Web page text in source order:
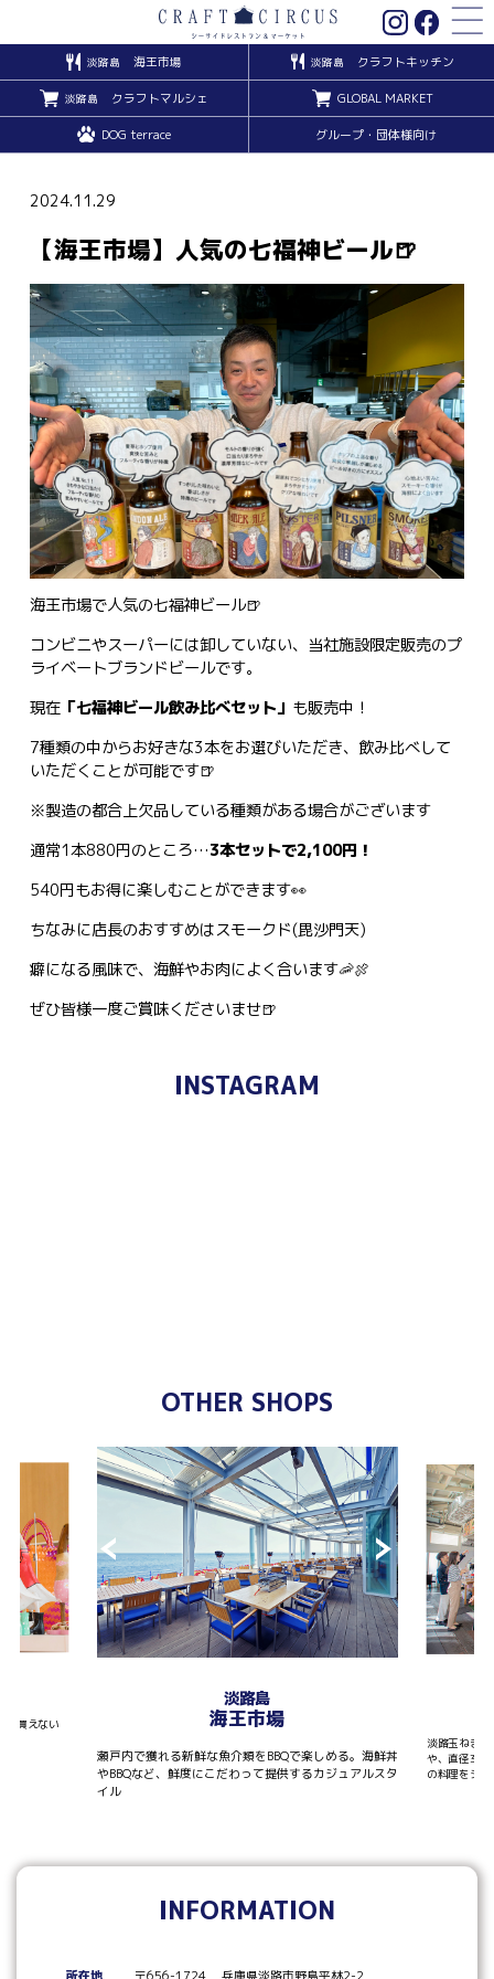
淡路島 海王市場 淡路島 クラフトキッチン
淡路島 クラフトマルシェ GLOBAL MARKET
DOG terrace グループ・団体様向け
2024.11.29
【海王市場】人気の七福神ビール🍺
海王市場で人気の七福神ビール🍺
コンビニやスーパーには卸していない、当社施設限定販売のプ
ライベートブランドビールです。
現在「七福神ビール飲み比べセット」 も販売中！
7種類の中からお好きな3本をお選びいただき、飲み比べして
いただくことが可能です🍺
※製造の都合上欠品している種類がある場合がございます
通常1本880円のところ…3本セットで2,100円！
540円もお得に楽しむことができます👀
ちなみに店長のおすすめはスモークド(毘沙門天)
癖になる風味で、海鮮やお肉によく合います🦐🍖
ぜひ皆様一度ご賞味くださいませ🍺
INSTAGRAM
OTHER SHOPS
か買えない
淡路島
海王市場
瀬戸内で獲れる新鮮な魚介類をBBQで楽しめる。海鮮丼
やBBQなど、鮮度にこだわって提供するカジュアルスタ
イル
淡路玉ねぎ
や、直径30
の料理をシ
INFORMATION
所在地 〒656-1724 兵庫県淡路市野島平林2-2